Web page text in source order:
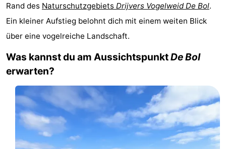
Oudeschild
De
Waal
-
Oosterend
Natur
Aussichtspunkte
Übernachten
Appartements
Rand des Naturschutzgebiets Drijvers Vogelweid De Bol.
Ein kleiner Aufstieg belohnt dich mit einem weiten Blick
über eine vogelreiche Landschaft.
Was kannst du am AussichtspunktDe Bol
erwarten?